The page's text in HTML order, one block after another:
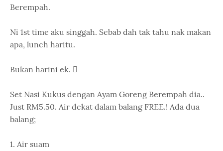
Berempah.
Ni 1st time aku singgah. Sebab dah tak tahu nak makan
apa, lunch haritu.
Bukan harini ek. 
Set Nasi Kukus dengan Ayam Goreng Berempah dia..
Just RM5.50. Air dekat dalam balang FREE.! Ada dua
balang;
1. Air suam